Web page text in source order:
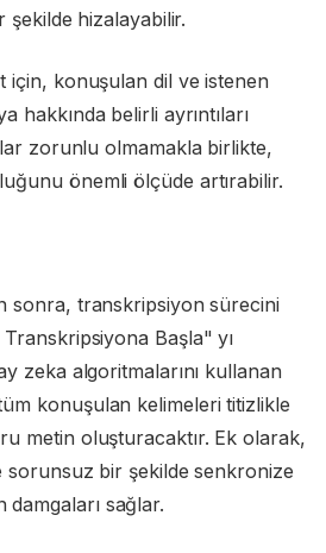
hizalayabilir.
için, konuşulan dil ve istenen
hakkında belirli ayrıntıları
zorunlu olmamakla birlikte,
önemli ölçüde artırabilir.
sonra, transkripsiyon sürecini
Başla" yı
zeka algoritmalarını kullanan
konuşulan kelimeleri titizlikle
metin oluşturacaktır. Ek olarak,
sorunsuz bir şekilde senkronize
damgaları sağlar.